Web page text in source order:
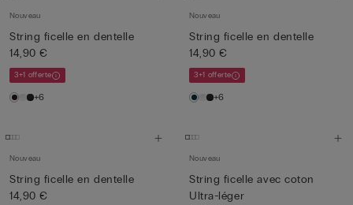
Nouveau
String ficelle en dentelle
14,90 €
3+1 offerte
+6
Nouveau
String ficelle en dentelle
14,90 €
3+1 offerte
+6
Nouveau
String ficelle en dentelle
14,90 €
Nouveau
String ficelle avec coton
Ultra-léger